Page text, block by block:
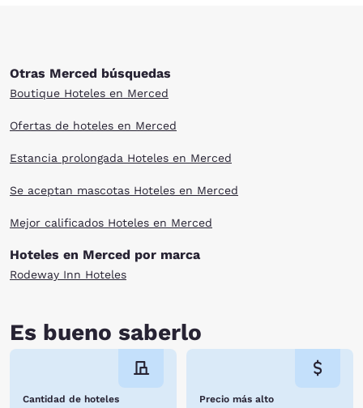
Otras Merced búsquedas
Boutique Hoteles en Merced
Ofertas de hoteles en Merced
Estancia prolongada Hoteles en Merced
Se aceptan mascotas Hoteles en Merced
Mejor calificados Hoteles en Merced
Hoteles en Merced por marca
Rodeway Inn Hoteles
Es bueno saberlo
Cantidad de hoteles Precio más alto